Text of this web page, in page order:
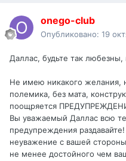
onego-club
Опубликовано: 19
Даллас, будьте так любезны,
Не имею никакого желания,
полемика, без мата,
поощряется
Вы уважаемый Даллас всю
предупреждения
неуважение с вашей
не менее достойного чем